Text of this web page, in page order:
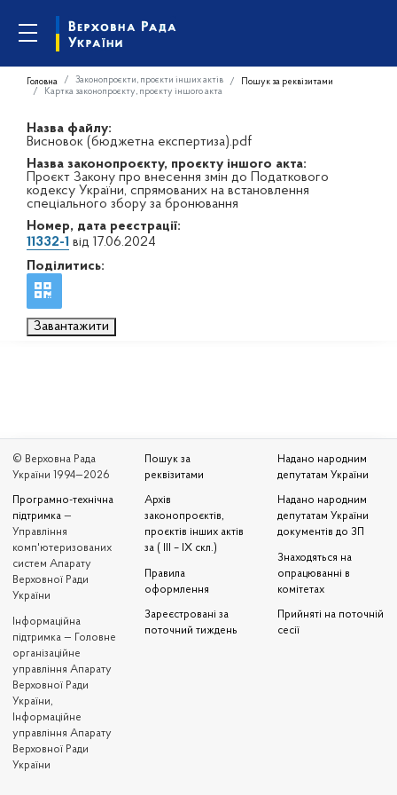
Головна Законопроєкти, проєкти інших актів
Пошук за реквізитами
Картка законопроєкту, проєкту іншого акта
Назва файлу:
Висновок (бюджетна експертиза).pdf
Назва законопроєкту, проєкту іншого акта:
Проєкт Закону про внесення змін до Податкового
кодексу України, спрямованих на встановлення
спеціального збору за бронювання
Номер, дата реєстрації:
11332-1 від 17.06.2024
Поділитись:
Завантажити
© Верховна Рада
України 1994—2026
Програмно-технічна
підтримка —
Управління
комп'ютеризованих
систем Апарату
Верховної Ради
України
Iнформаційна
підтримка — Головне
організаційне
управління Апарату
Верховної Ради
України,
Інформаційне
управління Апарату
Верховної Ради
України
Пошук за
реквізитами
Архів
законопроєктів,
проєктів інших актів
за ( III – IX скл.)
Правила
оформлення
Зареєстровані за
поточний тиждень
Надано народним
депутатам України
Надано народним
депутатам України
документів до ЗП
Знаходяться на
опрацюванні в
комітетах
Прийняті на поточній
сесії